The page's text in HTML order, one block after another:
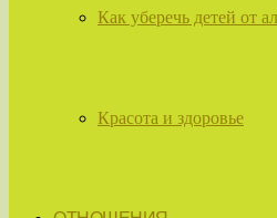
Как уберечь детей от
Красота и здоровье